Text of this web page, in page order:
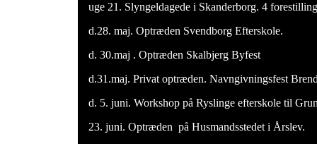
uge 21. Slyngeldagede i Skanderborg. 4
d.28. maj. Optræden Svendborg Efterskole.
d. 30.maj . Optræden Skalbjerg Byfest
d.31.maj. Privat optræden. Navngivningsfest
d. 5. juni. Workshop på Ryslinge efterskole til
23. juni. Optræden på Husmandsstedet i Årslev.